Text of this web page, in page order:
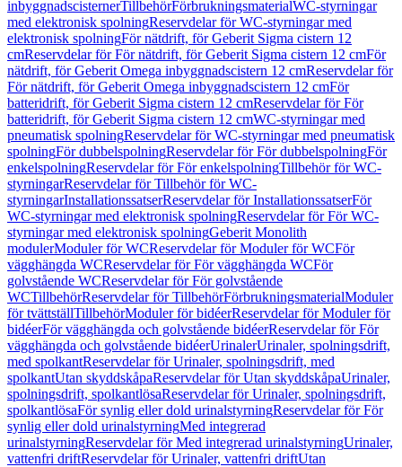
inbyggnadscisternerTillbehörFörbrukningsmaterialWC-styrningar
med elektronisk spolningReservdelar för WC-styrningar med
elektronisk spolningFör nätdrift, för Geberit Sigma cistern 12
cmReservdelar för För nätdrift, för Geberit Sigma cistern 12 cmFör
nätdrift, för Geberit Omega inbyggnadscistern 12 cmReservdelar för
För nätdrift, för Geberit Omega inbyggnadscistern 12 cmFör
batteridrift, för Geberit Sigma cistern 12 cmReservdelar för För
batteridrift, för Geberit Sigma cistern 12 cmWC-styrningar med
pneumatisk spolningReservdelar för WC-styrningar med pneumatisk
spolningFör dubbelspolningReservdelar för För dubbelspolningFör
enkelspolningReservdelar för För enkelspolningTillbehör för WC-
styrningarReservdelar för Tillbehör för WC-
styrningarInstallationssatserReservdelar för InstallationssatserFör
WC-styrningar med elektronisk spolningReservdelar för För WC-
styrningar med elektronisk spolningGeberit Monolith
modulerModuler för WCReservdelar för Moduler för WCFör
vägghängda WCReservdelar för För vägghängda WCFör
golvstående WCReservdelar för För golvstående
WCTillbehörReservdelar för TillbehörFörbrukningsmaterialModuler
för tvättställTillbehörModuler för bidéerReservdelar för Moduler för
bidéerFör vägghängda och golvstående bidéerReservdelar för För
vägghängda och golvstående bidéerUrinalerUrinaler, spolningsdrift,
med spolkantReservdelar för Urinaler, spolningsdrift, med
spolkantUtan skyddskåpaReservdelar för Utan skyddskåpaUrinaler,
spolningsdrift, spolkantlösaReservdelar för Urinaler, spolningsdrift,
spolkantlösaFör synlig eller dold urinalstyrningReservdelar för För
synlig eller dold urinalstyrningMed integrerad
urinalstyrningReservdelar för Med integrerad urinalstyrningUrinaler,
vattenfri driftReservdelar för Urinaler, vattenfri driftUtan